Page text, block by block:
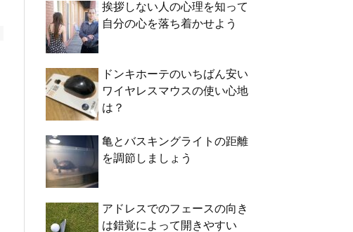
挨拶しない人の心理を知って
自分の心を落ち着かせよう
ドンキホーテのいちばん安い
ワイヤレスマウスの使い心地
は？
亀とバスキングライトの距離
を調節しましょう
アドレスでのフェースの向き
は錯覚によって開きやすい